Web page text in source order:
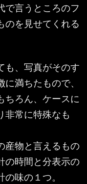
で言うところのフ
のを見せてくれる
も、写真がそのす
満ちたもので、
ちろん、ケースに
非常に特殊なも
産物と言えるもの
の時間と分表示の
味の１つ。